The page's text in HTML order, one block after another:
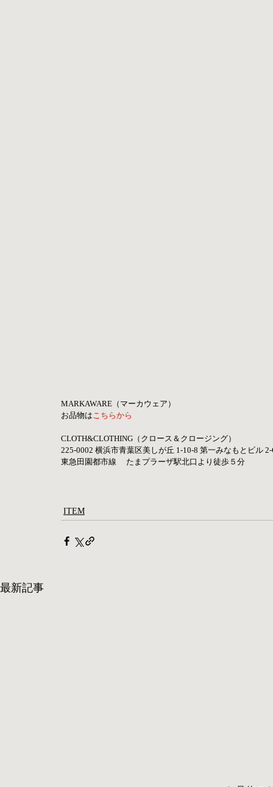
MARKAWARE（マーカウェア）
お品物はこちらから
CLOTH&CLOTHING（クロース＆クロージング）
225-0002 横浜市青葉区美しが丘 1-10-8​ 第一みなもとビル
東急田園都市線　 たまプラーザ駅北口より徒歩５分
ITEM
最新記事